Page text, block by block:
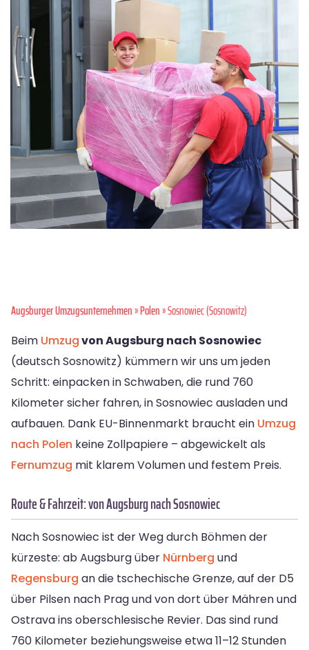
Augsburger Umzugsunternehmen»Polen» Sosnowiec (Sosnowitz)
Beim Umzugvon Augsburg nach Sosnowiec
(deutsch Sosnowitz) kümmern wir uns um jeden
Schritt: einpacken in Schwaben, die rund 760
Kilometer sicher fahren, in Sosnowiec ausladen und
aufbauen. Dank EU-Binnenmarkt braucht ein Umzug
nach Polen keine Zollpapiere – abgewickelt als
Fernumzug mit klarem Volumen und festem Preis.
Route & Fahrzeit: von Augsburg nach Sosnowiec
Nach Sosnowiec ist der Weg durch Böhmen der
kürzeste: ab Augsburg über Nürnberg und
Regensburg an die tschechische Grenze, auf der D5
über Pilsen nach Prag und von dort über Mähren und
Ostrava ins oberschlesische Revier. Das sind rund
760 Kilometer beziehungsweise etwa 11–12 Stunden